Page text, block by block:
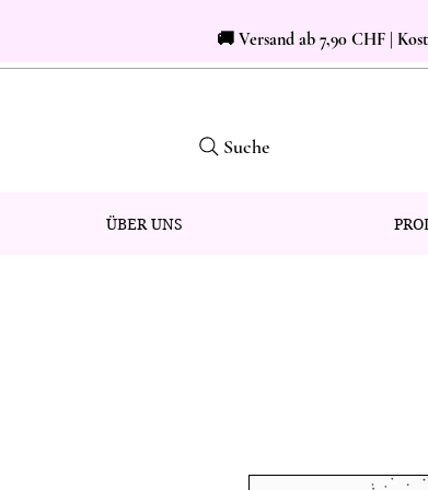
🚚 Versand ab 7,90 CHF |
Suche
ÜBER UNS